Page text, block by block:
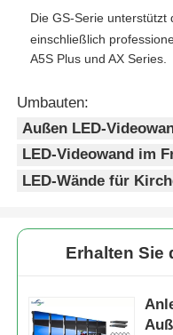
Die GS-Serie unterstützt
einschließlich
A5S Plus und AX Series.
Umbauten:
Außen LED-
LED-Videowand im
LED-Wände für
Erhalten Sie